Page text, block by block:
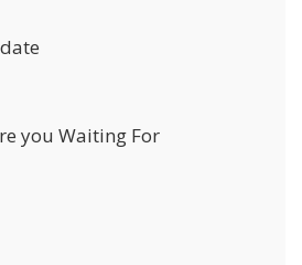
you Waiting For